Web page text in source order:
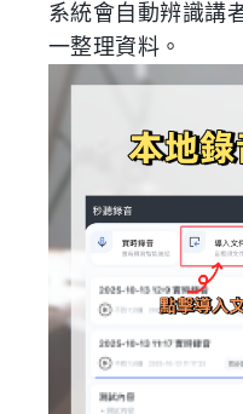
系統會自動辨識講
一整理資料。